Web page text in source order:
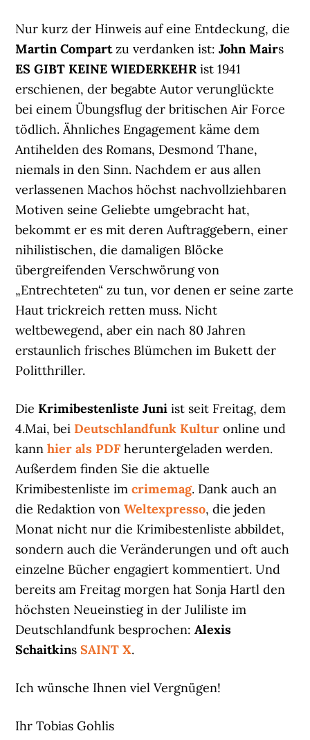
Nur kurz der Hinweis auf eine Entdeckung, die
Martin Compartzu verdanken ist:John Mairs
ES GIBT KEINE WIEDERKEHRist 1941
erschienen, der begabte Autor verunglückte
bei einem Übungsflug der britischen Air Force
tödlich. Ähnliches Engagement käme dem
Antihelden des Romans, Desmond Thane,
niemals in den Sinn. Nachdem er aus allen
verlassenen Machos höchst nachvollziehbaren
Motiven seine Geliebte umgebracht hat,
bekommt er es mit deren Auftraggebern, einer
nihilistischen, die damaligen Blöcke
übergreifenden Verschwörung von
„Entrechteten“ zu tun, vor denen er seine zarte
Haut trickreich retten muss. Nicht
weltbewegend, aber ein nach 80 Jahren
erstaunlich frisches Blümchen im Bukett der
Politthriller.
DieKrimibestenliste Juni ist seit Freitag, dem
4.Mai, bei Deutschlandfunk Kultur online und
kannhier als PDF heruntergeladen werden.
Außerdem finden Sie die aktuelle
Krimibestenliste imcrimemag. Dank auch an
die Redaktion vonWeltexpresso, die jeden
Monat nicht nur die Krimibestenliste abbildet,
sondern auch die Veränderungen und oft auch
einzelne Bücher engagiert kommentiert. Und
bereits am Freitag morgen hat Sonja Hartl den
höchsten Neueinstieg in der Juliliste im
Deutschlandfunk besprochen:Alexis
SchaitkinsSAINT X.
Ich wünsche Ihnen viel Vergnügen!
Ihr Tobias Gohlis